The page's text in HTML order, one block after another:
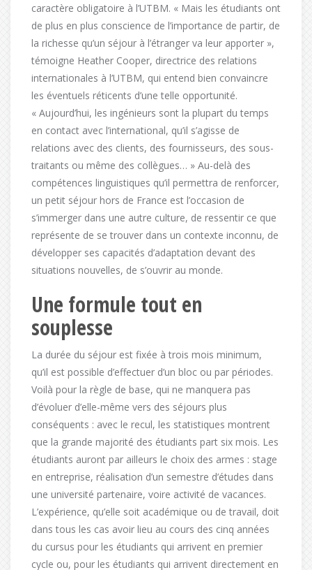
caractère obligatoire à l’UTBM. « Mais les étudiants ont
de plus en plus conscience de l’importance de partir, de
la richesse qu’un séjour à l’étranger va leur apporter »,
témoigne Heather Cooper, directrice des relations
internationales à l’UTBM, qui entend bien convaincre
les éventuels réticents d’une telle opportunité.
« Aujourd’hui, les ingénieurs sont la plupart du temps
en contact avec l’international, qu’il s’agisse de
relations avec des clients, des fournisseurs, des sous-
traitants ou même des collègues… » Au-delà des
compétences linguistiques qu’il permettra de renforcer,
un petit séjour hors de France est l’occasion de
s’immerger dans une autre culture, de ressentir ce que
représente de se trouver dans un contexte inconnu, de
développer ses capacités d’adaptation devant des
situations nouvelles, de s’ouvrir au monde.
Une formule tout en
souplesse
La durée du séjour est fixée à trois mois minimum,
qu’il est possible d’effectuer d’un bloc ou par périodes.
Voilà pour la règle de base, qui ne manquera pas
d’évoluer d’elle-même vers des séjours plus
conséquents : avec le recul, les statistiques montrent
que la grande majorité des étudiants part six mois. Les
étudiants auront par ailleurs le choix des armes : stage
en entreprise, réalisation d’un semestre d’études dans
une université partenaire, voire activité de vacances.
L’expérience, qu’elle soit académique ou de travail, doit
dans tous les cas avoir lieu au cours des cinq années
du cursus pour les étudiants qui arrivent en premier
cycle ou, pour les étudiants qui arrivent directement en